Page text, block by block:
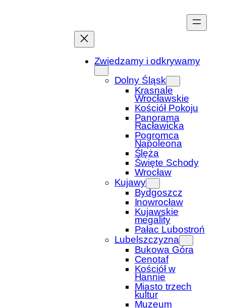
Zwiedzamy i odkrywamy
Dolny Śląsk
Krasnale
Wrocławskie
Kościół Pokoju
Panorama
Racławicka
Pogromca
Napoleona
Ślęża
Święte Schody
Wrocław
Kujawy
Bydgoszcz
Inowrocław
Kujawskie
megality
Pałac Lubostroń
Lubelszczyzna
Bukowa Góra
Cenotaf
Kościół w
Hannie
Miasto trzech
kultur
Muzeum